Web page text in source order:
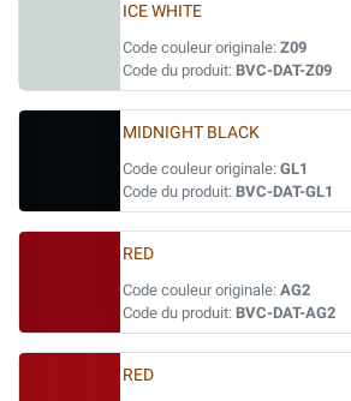
ICE WHITE
Code couleur originale: Z09
Code du produit: BVC-DAT-Z09
MIDNIGHT BLACK
Code couleur originale: GL1
Code du produit: BVC-DAT-GL1
RED
Code couleur originale: AG2
Code du produit: BVC-DAT-AG2
RED